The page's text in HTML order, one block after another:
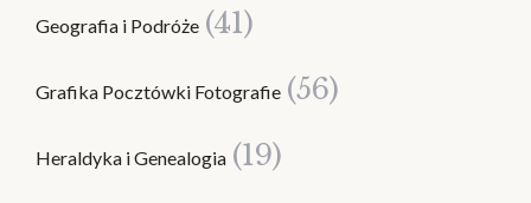
Geografia i Podróże (41)
Grafika Pocztówki Fotografie (56)
Heraldyka i Genealogia (19)